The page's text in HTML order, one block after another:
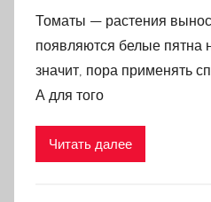
Томаты — растения
появляются белые пятна
значит, пора применять
А для того
Читать далее